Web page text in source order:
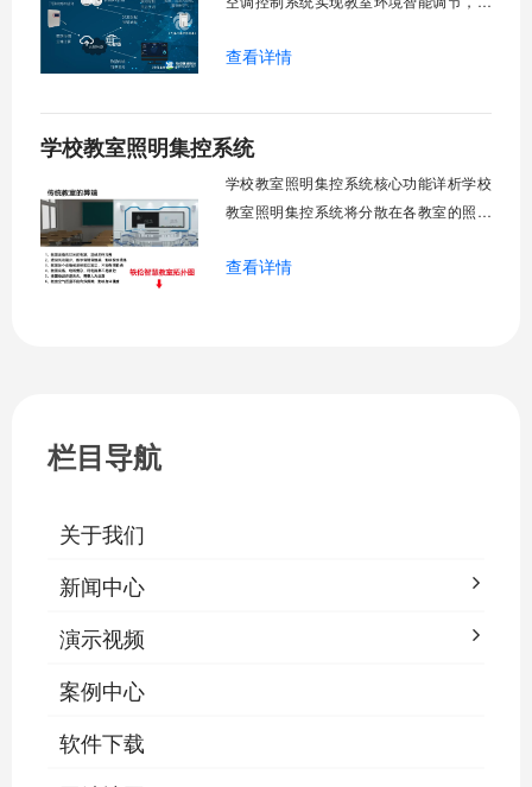
管理全校空调设备，远程监控运行状态，
警。管理人员通过平台统一管控，减少人
工巡检工作量，延长设备使用寿命，节约
查看详情
学校教室照明集控系统
学校教室照明集控系统核心功能详析学校
教室照明集控系统将分散在各教室的照明
关、按需调光、定时策略、能耗监测、故
查看详情
栏目导航
关于我们
新闻中心
演示视频
案例中心
软件下载